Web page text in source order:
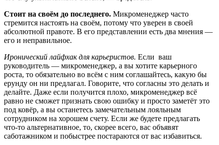
Стоит на своём до последнего. Микроменеджер часто
стремится настоять на своём, потому что уверен в своей
абсолютной правоте. В его представлении есть два мнения —
его и неправильное.
Иронический лайфхак для карьеристов. Если ваш
руководитель — микроменеджер, а вы хотите карьерного
роста, то обязательно во всём с ним соглашайтесь, какую бы
ерунду он ни предлагал. Говорите, что согласны это делать и
делайте. Даже если получится плохо, микроменеджер всё
равно не сможет признать свою ошибку и просто заметёт это
под ковёр, а вы останетесь замечательным лояльным
сотрудником на хорошем счету. Если же будете предлагать
что-то альтернативное, то, скорее всего, вас объявят
саботажником и побыстрее постараются от вас избавиться.